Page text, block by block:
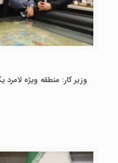
وزیر کار: منطقه ویژه